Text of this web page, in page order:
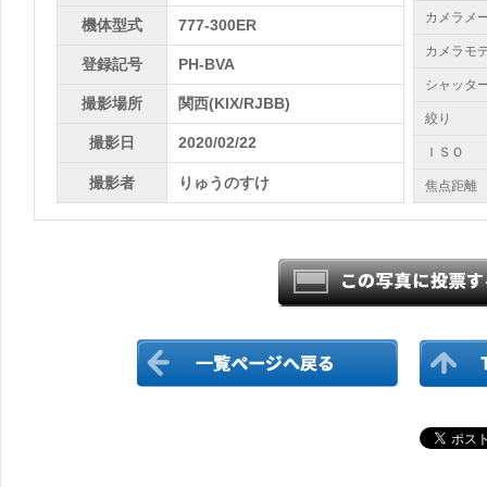
機体型式 777-300ER
登録記号 PH-BVA
撮影場所 関西(KIX/RJBB)
撮影日 2020/02/22
撮影者 りゅうのすけ
カメラメ
カメラモ
シャッタ
絞り
ＩＳＯ
焦点距離